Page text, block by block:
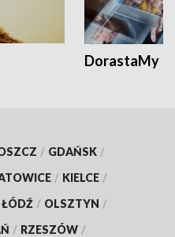
DorastaMy
/ GDAŃSK /
/ KIELCE /
ŁÓDŹ / OLSZTYN /
/ RZESZÓW /